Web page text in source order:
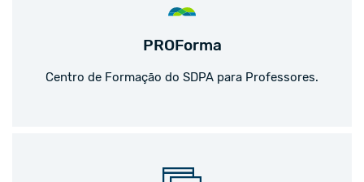
PROForma
Centro de Formação do SDPA para Professores.